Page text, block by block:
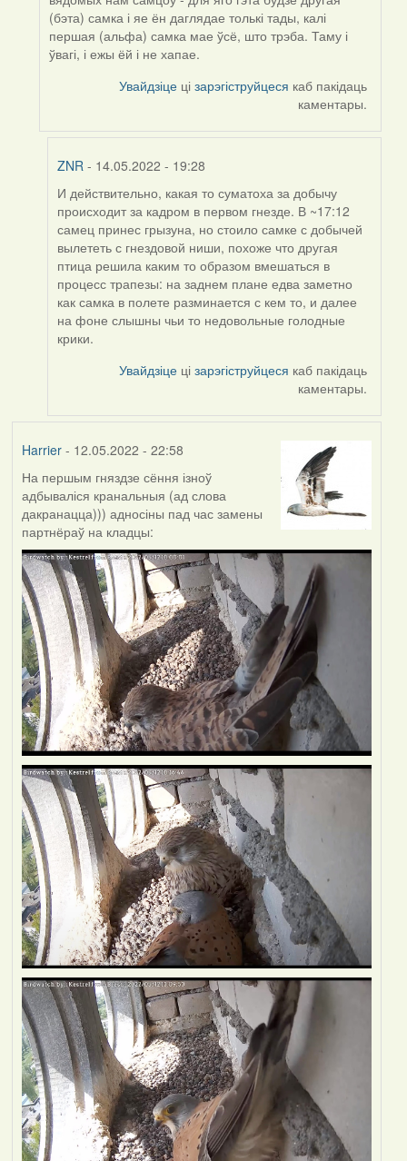
(бэта) самка і яе ён даглядае толькі тады, калі
першая (альфа) самка мае ўсё, што трэба. Таму і
ўвагі, і ежы ёй і не хапае.
Увайдзіце цізарэгіструйцеся каб пакідаць
каментары.
ZNR - 14.05.2022 - 19:28
In
reply
to
by
Harrier
И действительно, какая то суматоха за добычу
происходит за кадром в первом гнезде. В ~17:12
самец принес грызуна, но стоило самке с добычей
вылететь с гнездовой ниши, похоже что другая
птица решила каким то образом вмешаться в
процесс трапезы: на заднем плане едва заметно
как самка в полете разминается с кем то, и далее
на фоне слышны чьи то недовольные голодные
крики.
Увайдзіце цізарэгіструйцеся каб пакідаць
каментары.
Harrier- 12.05.2022 - 22:58
На першым гняздзе сёння ізноў
адбываліся кранальныя (ад слова
дакранацца))) адносіны пад час замены
партнёраў на кладцы: